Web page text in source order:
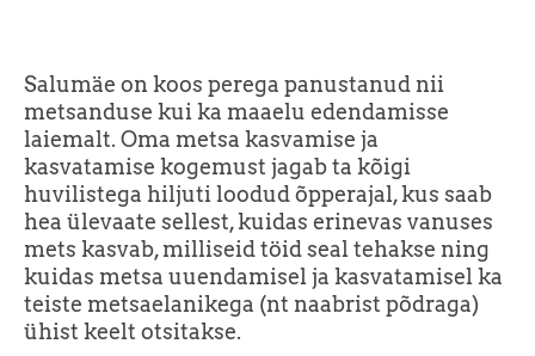
Salumäe on koos perega panustanud nii
metsanduse kui ka maaelu edendamisse
laiemalt. Oma metsa kasvamise ja
kasvatamise kogemust jagab ta kõigi
huvilistega hiljuti loodud õpperajal, kus saab
hea ülevaate sellest, kuidas erinevas vanuses
mets kasvab, milliseid töid seal tehakse ning
kuidas metsa uuendamisel ja kasvatamisel ka
teiste metsaelanikega (nt naabrist põdraga)
ühist keelt otsitakse.